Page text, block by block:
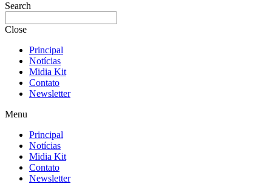
Search
Close
Principal
Notícias
Midia Kit
Contato
Newsletter
Menu
Principal
Notícias
Midia Kit
Contato
Newsletter